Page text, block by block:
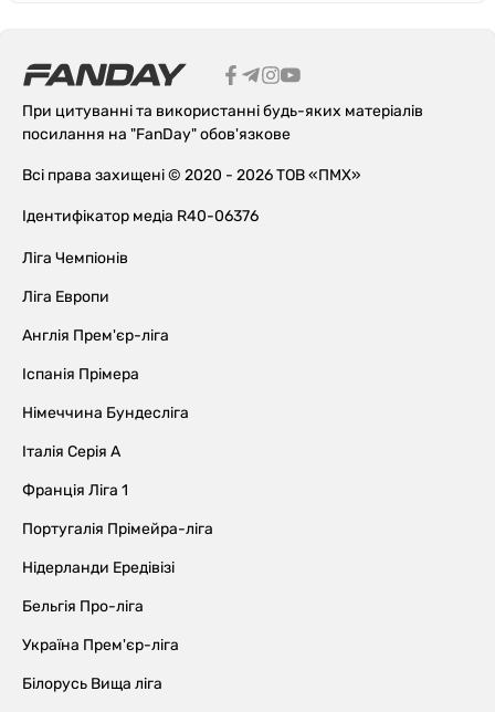
При цитуванні та використанні будь-яких матеріалів
посилання на "FanDay" обов'язкове
Всі права захищені © 2020 - 2026 ТОВ «ПМХ»
Ідентифікатор медіа R40-06376
Ліга Чемпіонів
Ліга Европи
Англія Прем'єр-ліга
Іспанія Прімера
Німеччина Бундесліга
Італія Серія А
Франція Ліга 1
Португалія Прімейра-ліга
Нідерланди Ередівізі
Бельгія Про-ліга
Україна Прем'єр-ліга
Білорусь Вища ліга